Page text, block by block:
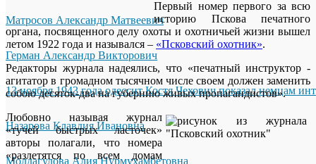
Матросов Александр Матвеевич
Герман Александр Викторович
13 ноября 1943 года одессит Костя Чехович показал немцам
Назарова Клавдия Ивановна
Молдагулова Алия Нурмухамбетовна
Первый номер первого за всю
историю Пскова печатного
органа, посвященного делу охоты и охотничьей жизни вышел
летом 1922 года и назывался – «Псковский охотник».
Редакторы журнала надеялись, что «печатный инструктор -
агитатор в громадном тысячном числе своем должен заменить
собою десяток-два на губернию живых пропагандистов».
Любовно называя журнал
«тучей быстрых ласточек»
авторы полагали, что номера
«разлетятся по всем домам